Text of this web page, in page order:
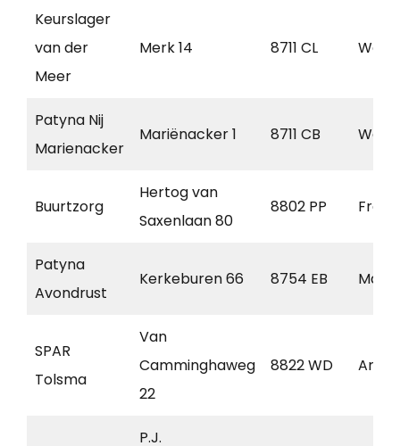
Keurslager
van der
Meer
Merk 14 8711 CL
Patyna Nij
Marienacker
Mariënacker 1 8711 CB
Buurtzorg
Hertog van
Saxenlaan 80
8802 PP
Patyna
Avondrust
Kerkeburen 66 8754 EB
SPAR
Tolsma
Van
Camminghaweg
22
8822 WD Arum
P.J.